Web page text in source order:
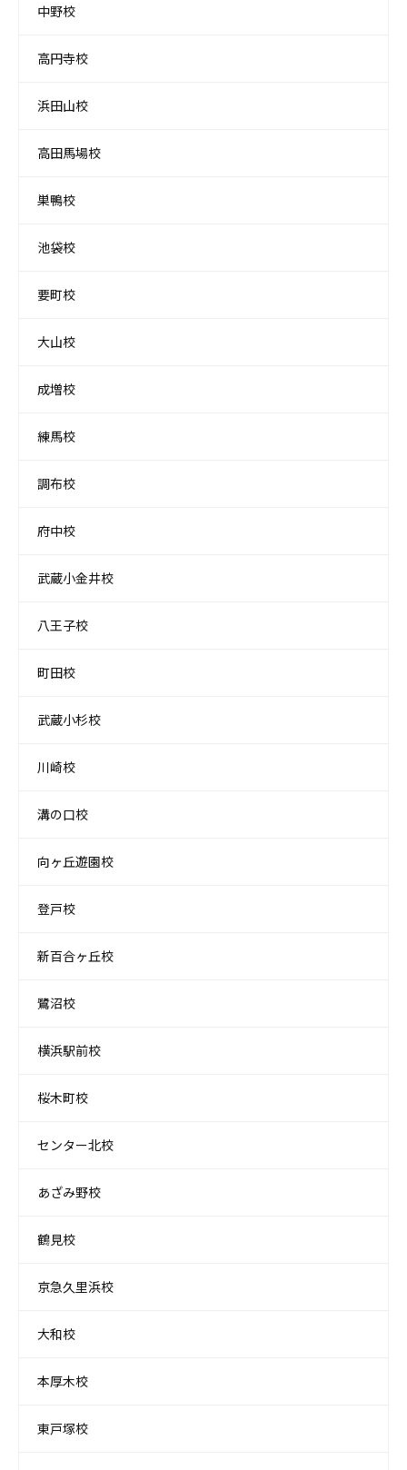
中野校
高円寺校
浜田山校
高田馬場校
巣鴨校
池袋校
要町校
大山校
成増校
練馬校
調布校
府中校
武蔵小金井校
八王子校
町田校
武蔵小杉校
川崎校
溝の口校
向ヶ丘遊園校
登戸校
新百合ヶ丘校
鷺沼校
横浜駅前校
桜木町校
センター北校
あざみ野校
鶴見校
京急久里浜校
大和校
本厚木校
東戸塚校